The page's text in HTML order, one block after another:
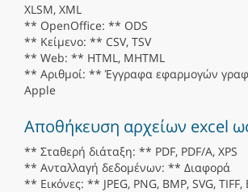
XLSM, XML
** OpenOffice: ** ODS
** Κείμενο: ** CSV, TSV
** Web: ** HTML, MHTML
** Αριθμοί: ** Έγγραφα εφαρμογών
Apple
Αποθήκευση αρχείων excel
** Σταθερή διάταξη: ** PDF, PDF/A, XPS
** Ανταλλαγή δεδομένων: ** Διαφορά
** Εικόνες: ** JPEG, PNG, BMP, SVG, TIFF,